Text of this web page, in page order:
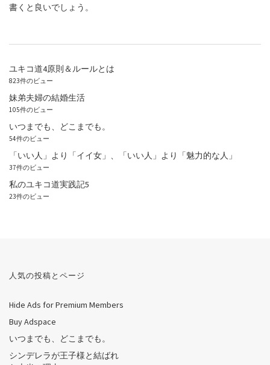
書くと良いでしょう。
ユキコ道4原則＆ルールとは
823件のビュー
妹弟夫婦の結婚生活
105件のビュー
いつまでも、どこまでも。
54件のビュー
「いい人」より「イイ女」、「いい人」より「魅力的な人」
37件のビュー
私のユキコ道実践記5
23件のビュー
人気の投稿とページ
Hide Ads for Premium Members
Buy Adspace
いつまでも、どこまでも。
シンデレラが王子様と結ばれ